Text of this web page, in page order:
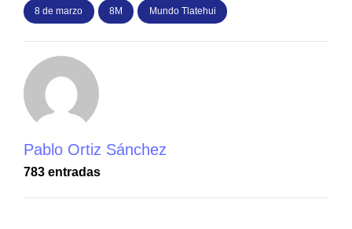
8 de marzo 8M Mundo Tlatehui
Pablo Ortiz Sánchez
783 entradas